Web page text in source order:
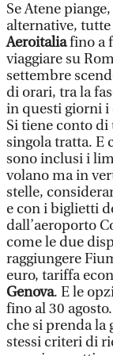
Se Atene
alternative,
Aeroitaliafino a
viaggiare su
settembre
di orari, tra la
in questi giorni i
Si tiene conto di
singola tratta. E
sono inclusi i
volano ma in
stelle,
e con i biglietti
dall’aeroporto
come le due
raggiungere
euro, tariffa
Genova. E le
fino al 30
che si prenda la
stessi criteri di